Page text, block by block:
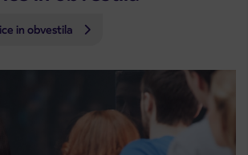
in obvestila